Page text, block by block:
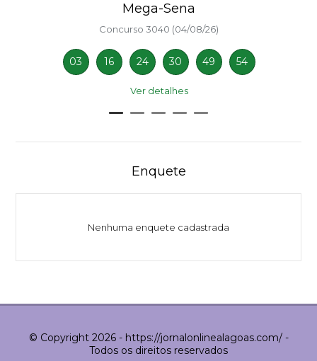
Mega-Sena
Concurso 3040 (04/08/26)
03 16 24 30 49 54
Ver detalhes
Enquete
Nenhuma enquete cadastrada
© Copyright 2026 - https://jornalonlinealagoas.com/ -
Todos os direitos reservados